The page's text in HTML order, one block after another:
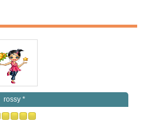
rossy *